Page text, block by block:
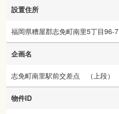
設置住所
福岡県糟屋郡志免町南里5丁目96-7
企画名
志免町南里駅前交差点 （上段）
物件ID